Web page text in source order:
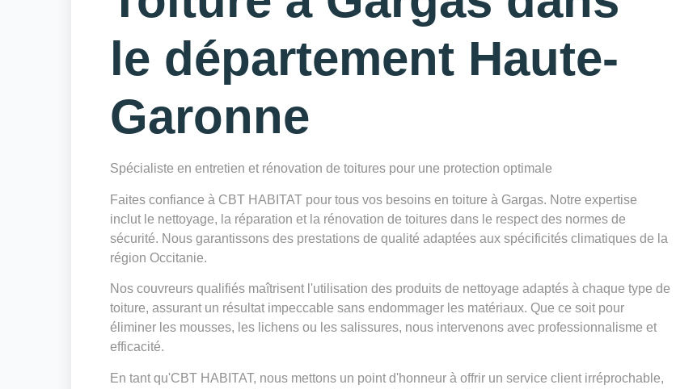
le département Haute-
Garonne
Spécialiste en entretien et rénovation de toitures pour une protection optimale
Faites confiance à CBT HABITAT pour tous vos besoins en toiture à Gargas. Notre expertise
inclut le nettoyage, la réparation et la rénovation de toitures dans le respect des normes de
sécurité. Nous garantissons des prestations de qualité adaptées aux spécificités climatiques de la
région Occitanie.
Nos couvreurs qualifiés maîtrisent l'utilisation des produits de nettoyage adaptés à chaque type de
toiture, assurant un résultat impeccable sans endommager les matériaux. Que ce soit pour
éliminer les mousses, les lichens ou les salissures, nous intervenons avec professionnalisme et
efficacité.
En tant qu'CBT HABITAT, nous mettons un point d'honneur à offrir un service client irréprochable,